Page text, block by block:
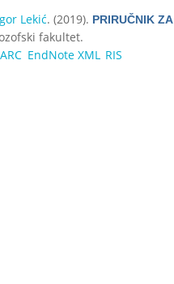
Lekić. (2019). PRIRUČNIK
fakultet.
EndNote XML RIS